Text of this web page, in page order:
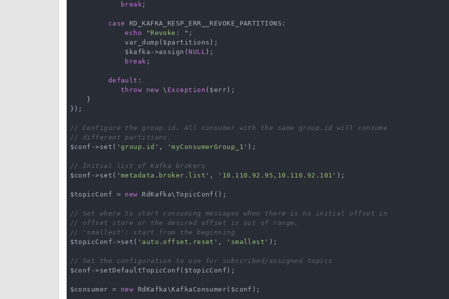
break ;
case RD_KAFKA_RESP_ERR__REVOKE_PARTITIONS:
echo
"Revoke: " ;
             var_dump($partitions);
             $kafka->assign(
NULL);
break ;
default :
throw
new \ Exception ($err);
    }
});
// Configure the group.id. All consumer with the same group.id will consume
// different partitions.
$conf->set( 'group.id' , 'myConsumerGroup_1' );
// Initial list of Kafka brokers
$conf->set( 'metadata.broker.list' , '10.110.92.95,10.110.92.101' );
$topicConf = new RdKafka\TopicConf();
// Set where to start consuming messages when there is no initial offset in
// offset store or the desired offset is out of range.
// 'smallest': start from the beginning
$topicConf->set( 'auto.offset.reset' , 'smallest' );
// Set the configuration to use for subscribed/assigned topics
$conf->setDefaultTopicConf($topicConf);
$consumer = new RdKafka\KafkaConsumer($conf);